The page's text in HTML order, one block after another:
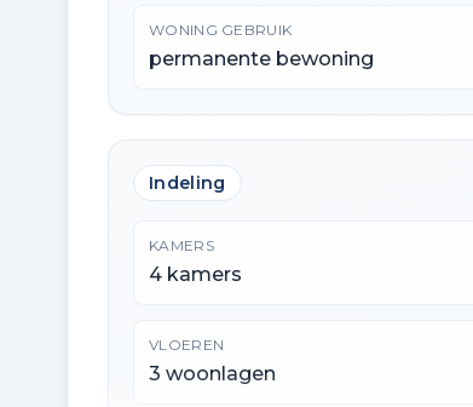
WONING GEBRUIK
permanente bewoning
Indeling
KAMERS
4 kamers
VLOEREN
3 woonlagen